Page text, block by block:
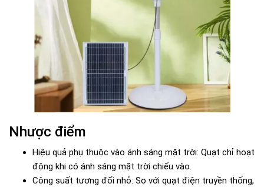
Nhược điểm
Hiệu quả phụ thuộc vào ánh sáng mặt trời: Quạt chỉ hoạt
động khi có ánh sáng mặt trời chiếu vào.
Công suất tương đối nhỏ: So với quạt điện truyền thống,